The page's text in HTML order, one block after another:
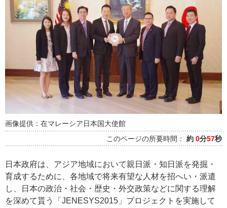
画像提供：在マレーシア日本国大使館
このページの所要時間： 約 0分57秒
日本政府は、アジア地域において親日派・知日派を発掘・
育成するために、各地域で将来有望な人材を招へい・派遣
し、日本の政治・社会・歴史・外交政策などに関する理解
を深めて貰う「JENESYS2015」プロジェクトを実施して